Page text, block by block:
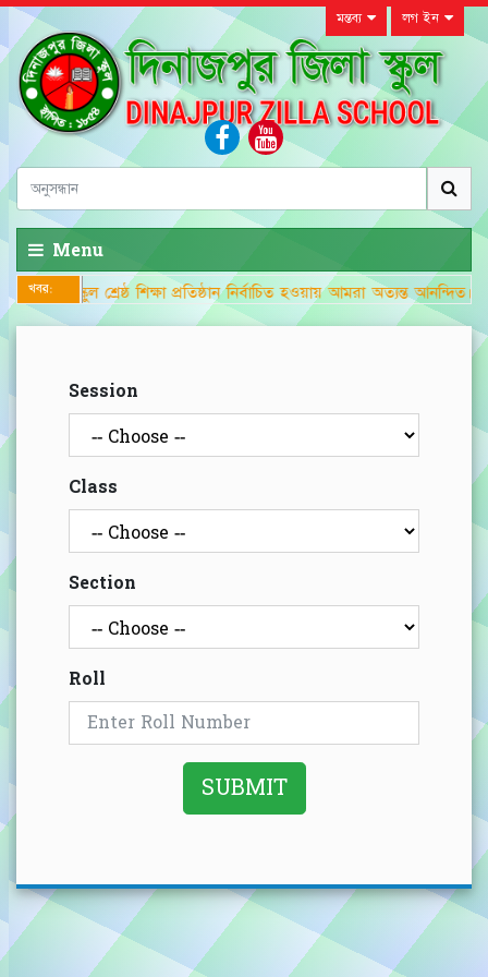
মন্তব্য লগ ইন
Menu
খবর:
স্কুল শ্রেষ্ঠ শিক্ষা প্রতিষ্ঠান নির্বাচিত হওয়ায় আমরা অত্যন্ত আনন্দিত।
Session
Class
Section
Roll